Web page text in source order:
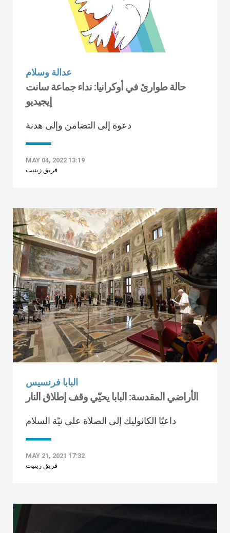
عدالة وسلام
حالة طوارئ في أوكرانيا: نداء جماعة سانت
إيجيديو
دعوة إلى التضامن وإلى هدنة
MAY 04, 2022 13:19
فريق زينيت
البابا فرنسيس
الأراضي المقدسة: البابا يحيّي وقف إطلاق النار
داعيًا الكاثوليك إلى الصلاة على نيّة السلام
MAY 21, 2021 17:32
فريق زينيت